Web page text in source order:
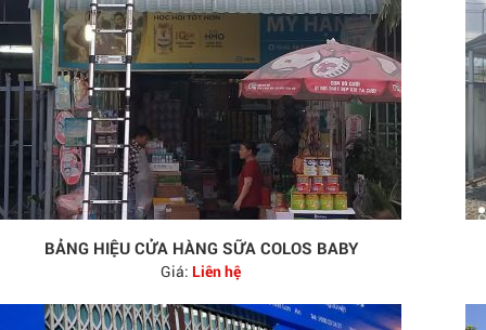
BẢNG HIỆU CỬA HÀNG SỮA COLOS BABY
Giá: Liên hệ